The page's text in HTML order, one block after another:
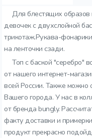
Для блестящих образов
девочек с двухслойной
трикотаж.Рукава-
на ленточки сзади.
Топ с баской "серебро"
от нашего интернет-
всей России. Также можно
Вашего города. У нас в
от бренда bungly.
факту доставки и
продукт прекрасно